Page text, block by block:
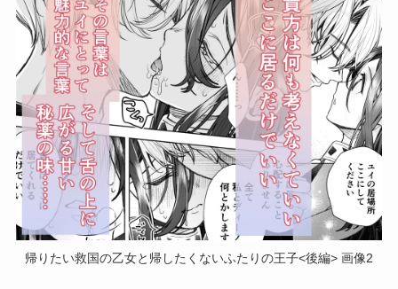
帰りたい救国の乙女と帰したくないふたりの王子<後編> 画像2